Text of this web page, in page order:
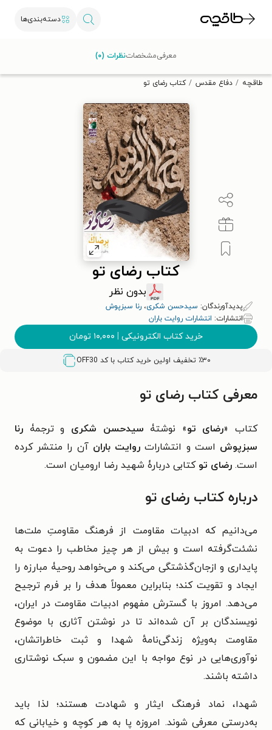
دسته‌بندی‌ها
تخفیف از طاقچه دریافت کن.
طاقچه دفاع مقدس کتاب رضای تو
کتاب رضای تو
بدون نظر
پدیدآورندگان: سیدحسن شکری، رنا سبزپوش
انتشارات: انتشارات روایت باران
خرید کتاب الکترونیکی | ۱۰,۰۰۰ تومان
٪۳۰ تخفیف اولین خرید کتاب با کد OFF30
معرفیمشخصاتنظرات (۰)
معرفی کتاب رضای تو
کتاب «رضای تو» نوشتۀ سیدحسن شکری و ترجمۀ رنا
سبزپوش است و انتشارات روایت بارانآن را منتشر کرده
است. رضای توکتابی دربارۀ شهید رضا ارومیان است.
درباره کتاب رضای تو
می‌دانیم که ادبیات مقاومت از فرهنگ مقاومتِ ملت‌ها
نشئت‌گرفته است و بیش از هر چیز مخاطب را دعوت به
پایداری و ازجان‌گذشتگی می‌کند و می‌خواهد روحیۀ مبارزه را
ایجاد و تقویت کند؛ بنابراین معمولاً هدف را بر فرم ترجیح
می‌دهد. امروز با گسترش مفهوم ادبیات مقاومت در ایران،
نویسندگان بر آن شده‌اند تا در نوشتن آثاری با موضوع
مقاومت به‌ویژه زندگی‌نامهٔ شهدا و ثبت خاطراتشان،
نوآوری‌هایی در نوع مواجه‌ با این مضمون و سبک نوشتاری
داشته باشند.
شهدا، نماد فرهنگ ایثار و شهادت هستند؛ لذا باید
به‌درستی معرفی شوند. امروزه پا به هر کوچه و خیابانی که